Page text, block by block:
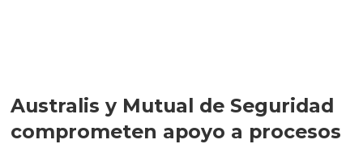
Australis y Mutual de Seguridad
comprometen apoyo a procesos